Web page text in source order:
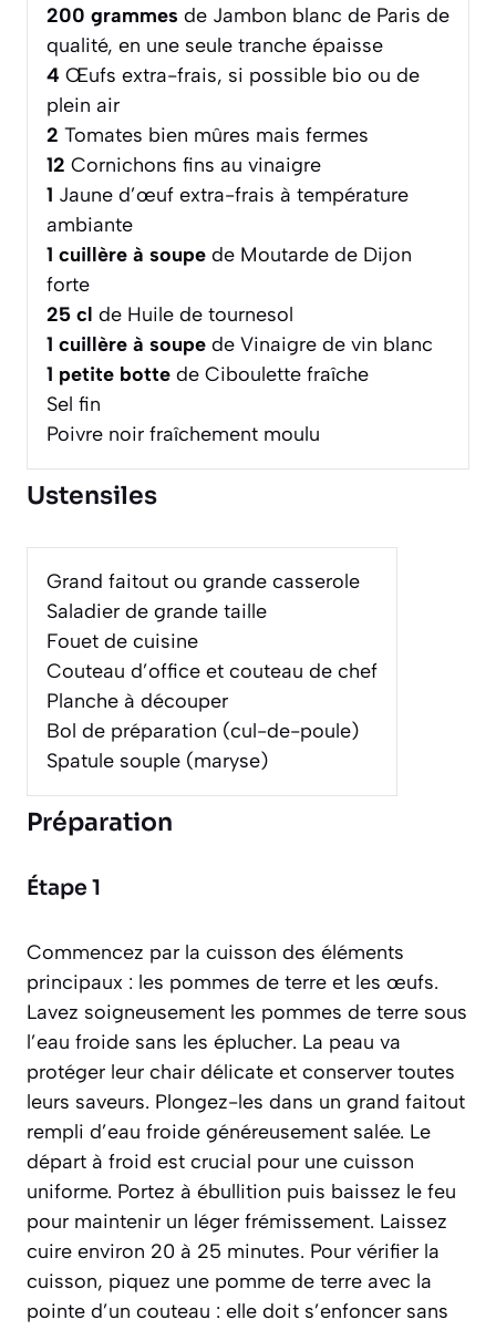
200 grammes de Jambon blanc de Paris de
qualité, en une seule tranche épaisse
4 Œufs extra-frais, si possible bio ou de
plein air
2 Tomates bien mûres mais fermes
12 Cornichons fins au vinaigre
1 Jaune d’œuf extra-frais à température
ambiante
1 cuillère à soupe de Moutarde de Dijon
forte
25 cl de Huile de tournesol
1 cuillère à soupe de Vinaigre de vin blanc
1 petite botte de Ciboulette fraîche
Sel fin
Poivre noir fraîchement moulu
Ustensiles
Grand faitout ou grande casserole
Saladier de grande taille
Fouet de cuisine
Couteau d’office et couteau de chef
Planche à découper
Bol de préparation (cul-de-poule)
Spatule souple (maryse)
Préparation
Étape 1
Commencez par la cuisson des éléments
principaux : les pommes de terre et les œufs.
Lavez soigneusement les pommes de terre sous
l’eau froide sans les éplucher. La peau va
protéger leur chair délicate et conserver toutes
leurs saveurs. Plongez-les dans un grand faitout
rempli d’eau froide généreusement salée. Le
départ à froid est crucial pour une cuisson
uniforme. Portez à ébullition puis baissez le feu
pour maintenir un léger frémissement. Laissez
cuire environ 20 à 25 minutes. Pour vérifier la
cuisson, piquez une pomme de terre avec la
pointe d’un couteau : elle doit s’enfoncer sans